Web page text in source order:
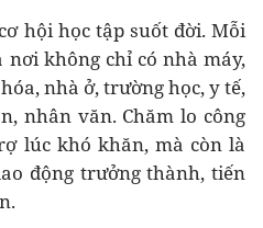
hội học tập suốt đời. Mỗi
không chỉ có nhà máy,
nhà ở, trường học, y tế,
nhân văn. Chăm lo công
lúc khó khăn, mà còn là
động trưởng thành, tiến